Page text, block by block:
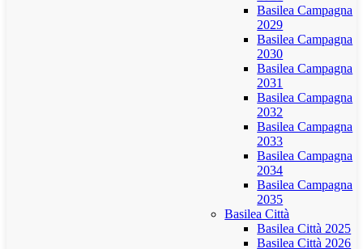
Basilea Campagna
2029
Basilea Campagna
2030
Basilea Campagna
2031
Basilea Campagna
2032
Basilea Campagna
2033
Basilea Campagna
2034
Basilea Campagna
2035
Basilea Città
Basilea Città 2025
Basilea Città 2026